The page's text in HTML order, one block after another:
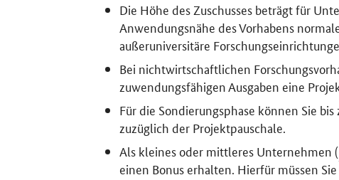
Die Höhe des Zuschusses beträgt für
Anwendungsnähe des Vorhabens
außeruniversitäre
Bei nichtwirtschaftlichen
zuwendungsfähigen Ausgaben eine
Für die Sondierungsphase können Sie bis
zuzüglich der Projektpauschale.
Als kleines oder mittleres Unternehmen (
einen Bonus erhalten. Hierfür müssen